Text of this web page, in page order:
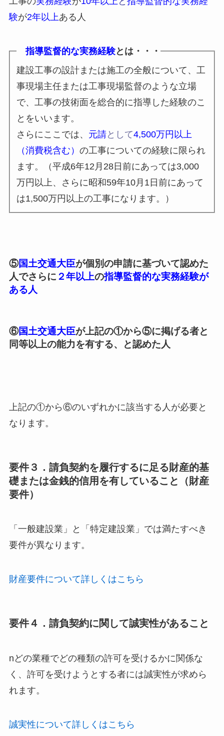
験が2年以上ある人
指導監督的な実務経験とは・・・
建設工事の設計または施工の全般について、工
事現場主任または工事現場監督のような立場
で、工事の技術面を総合的に指導した経験のこ
とをいいます。
さらにここでは、 元請として4,500万円以上
（消費税含む）の工事についての経験に限られ
ます。（平成6年12月28日前にあっては3,000
万円以上、さらに昭和59年10月1日前にあって
は1,500万円以上の工事になります。）
⑤国土交通大臣が個別の申請に基づいて認めた
人でさらに ２年以上の指導監督的な実務経験が
ある人
⑥国土交通大臣が上記の①から⑤に掲げる者と
同等以上の能力を有する、と認めた人
上記の①から⑥のいずれかに該当する人が必要と
なります。
要件３．請負契約を履行するに足る財産的基
礎または金銭的信用を有していること（財産
要件）
「一般建設業」と「特定建設業」では満たすべき
要件が異なります。
財産要件について詳しくはこちら
要件４．請負契約に関して誠実性があること
nどの業種でどの種類の許可を受けるかに関係な
く、許可を受けようとする者には誠実性が求めら
れます。
誠実性について詳しくはこちら